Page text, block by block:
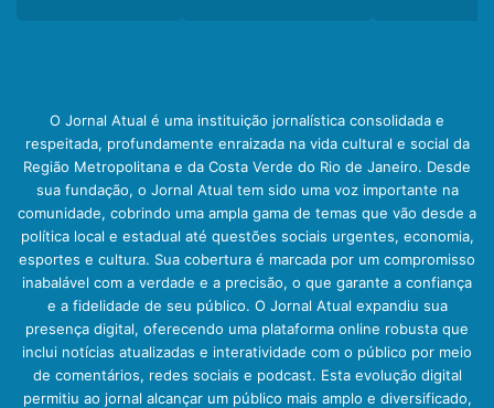
O Jornal Atual é uma instituição jornalística consolidada e
respeitada, profundamente enraizada na vida cultural e social da
Região Metropolitana e da Costa Verde do Rio de Janeiro. Desde
sua fundação, o Jornal Atual tem sido uma voz importante na
comunidade, cobrindo uma ampla gama de temas que vão desde a
política local e estadual até questões sociais urgentes, economia,
esportes e cultura. Sua cobertura é marcada por um compromisso
inabalável com a verdade e a precisão, o que garante a confiança
e a fidelidade de seu público. O Jornal Atual expandiu sua
presença digital, oferecendo uma plataforma online robusta que
inclui notícias atualizadas e interatividade com o público por meio
de comentários, redes sociais e podcast. Esta evolução digital
permitiu ao jornal alcançar um público mais amplo e diversificado,